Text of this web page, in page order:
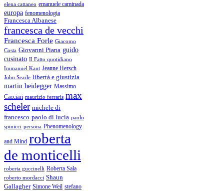
elena cattaneo emanuele caminada
europa fenomenologia
Francesca Albanese
francesca de vecchi
Francesca Forle Giacomo
Costa Giovanni Piana guido
cusinato Il Fatto quotidiano
Immanuel Kant Jeanne Hersch
John Searle libertà e giustizia
martin heidegger Massimo
Cacciari maurizio ferraris max
scheler michele di
francesco paolo di lucia paolo
spinicci persona Phenomenology
and Mind roberta
de monticelli
roberta guccinelli Roberta Sala
roberto mordacci Shaun
Gallagher Simone Weil stefano